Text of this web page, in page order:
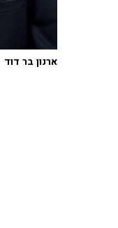
ארנון בר דוד